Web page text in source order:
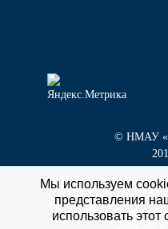
© НМАУ
г.
Мы используем
представления
использовать этот